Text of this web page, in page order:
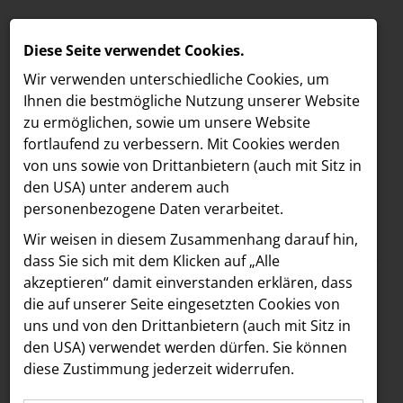
MELDUNGEN
LOEBELL NORDBERG
INNER
aehre
Astoria Artshow
B/S/H Hausgeräte
Meldungen /
Text Bilder
24.07.2024
Top-Marken feiern
Österreich-Premiere
Diese Seite verwendet Cookies.
Wir verwenden unterschiedliche Cookies, um
Ihnen die best­mögliche Nutzung unserer Website
zu ermöglichen, sowie um unsere Website
fortlaufend zu verbessern. Mit Cookies werden
von uns sowie von Drittanbietern (auch mit Sitz in
den USA) unter anderem auch
personenbezogene Daten verarbeitet.
Wir weisen in diesem Zusammenhang darauf hin,
dass Sie sich mit dem Klicken auf „Alle
akzeptieren“ damit ein­ver­standen erklären, dass
die auf unserer Seite eingesetzten Cookies von
uns und von den Drittanbietern (auch mit Sitz in
den USA) verwendet werden dürfen. Sie können
diese Zustimmung jederzeit widerrufen.